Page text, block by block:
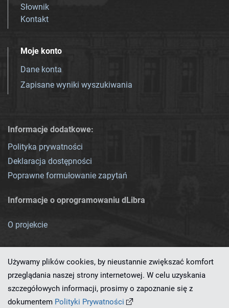
Słownik
Kontakt
Moje konto
Dane konta
Zapisane wyniki wyszukiwania
Informacje dodatkowe:
Polityka prywatności
Deklaracja dostępności
Poprawne formułowanie zapytań
Informacje o oprogramowaniu dLibra
O projekcie
Ten serwis działa dzięki oprogramowaniu
Używamy plików cookies, by nieustannie zwiększać komfort
przeglądania naszej strony internetowej. W celu uzyskania
szczegółowych informacji, prosimy o zapoznanie się z
dokumentem Polityki Prywatności